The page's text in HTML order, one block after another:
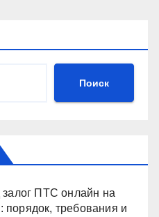
Поиск
ПТС онлайн на
порядок, требования и